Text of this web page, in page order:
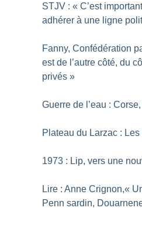
STJV : « C’est
adhérer à une ligne
Fanny, Confédération
est de l’autre côté, du
privés »
Guerre de l’eau :
Plateau du Larzac :
1973 : Lip, vers une
Lire : Anne Crignon,«
Penn sardin,